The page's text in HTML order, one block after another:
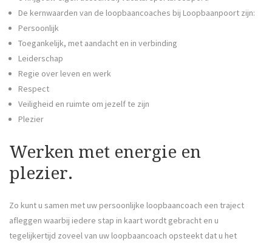
De kernwaarden van de loopbaancoaches bij Loopbaanpoort zijn:
Persoonlijk
Toegankelijk, met aandacht en in verbinding
Leiderschap
Regie over leven en werk
Respect
Veiligheid en ruimte om jezelf te zijn
Plezier
Werken met energie en
plezier.
Zo kunt u samen met uw persoonlijke loopbaancoach een traject
afleggen waarbij iedere stap in kaart wordt gebracht en u
tegelijkertijd zoveel van uw loopbaancoach opsteekt dat u het